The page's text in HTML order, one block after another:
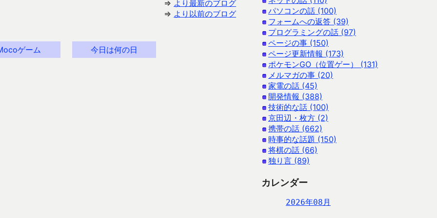
⇒ より最新のブログ
⇒ より以前のブログ
ゲーム 今日は何の日
パソコンの話 (100)
フォームへの返答 (39)
プログラミングの話 (97)
ページの事 (150)
ページ更新情報 (173)
ポケモンGO（位置ゲー） (131)
メルマガの事 (20)
家電の話 (45)
開発情報 (388)
技術的な話 (100)
京田辺・枚方 (2)
携帯の話 (662)
時事的な話題 (150)
将棋の話 (66)
独り言 (89)
カレンダー
2026年08月